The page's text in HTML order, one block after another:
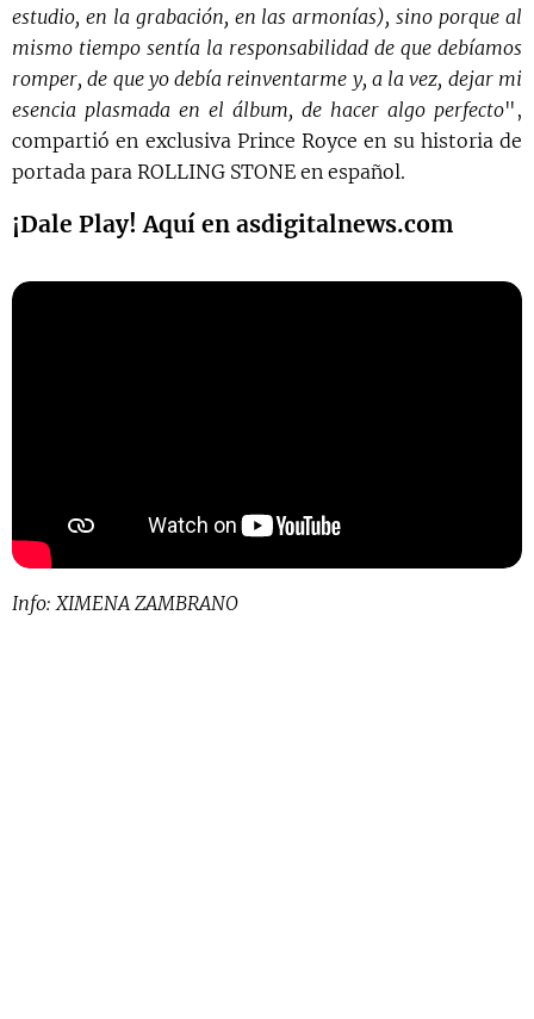
estudio, en la grabación, en las armonías), sino porque al
mismo tiempo sentía la responsabilidad de que debíamos
romper, de que yo debía reinventarme y, a la vez, dejar mi
esencia plasmada en el álbum, de hacer algo perfecto",
compartió en exclusiva Prince Royce en su historia de
portada para ROLLING STONE en español.
¡Dale Play! Aquí en asdigitalnews.com
Info: XIMENA ZAMBRANO